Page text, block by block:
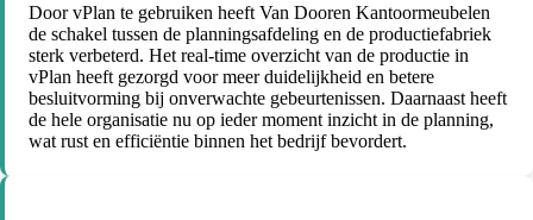
Door vPlan te gebruiken heeft Van Dooren Kantoormeubelen
de schakel tussen de planningsafdeling en de productiefabriek
sterk verbeterd. Het real-time overzicht van de productie in
vPlan heeft gezorgd voor meer duidelijkheid en betere
besluitvorming bij onverwachte gebeurtenissen. Daarnaast heeft
de hele organisatie nu op ieder moment inzicht in de planning,
wat rust en efficiëntie binnen het bedrijf bevordert.